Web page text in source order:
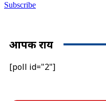
Subscribe
आपकी राय
[poll id="2"]